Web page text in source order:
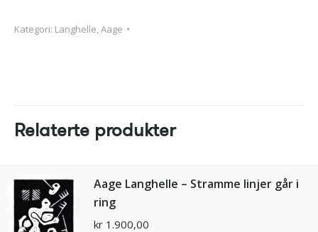
Kategori: Langhelle, Aage
Relaterte produkter
Aage Langhelle – Stramme linjer går i
ring
kr 1.900,00